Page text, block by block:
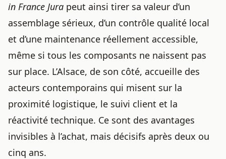
in France Jura peut ainsi tirer sa valeur d’un
assemblage sérieux, d’un contrôle qualité local
et d’une maintenance réellement accessible,
même si tous les composants ne naissent pas
sur place. L’Alsace, de son côté, accueille des
acteurs contemporains qui misent sur la
proximité logistique, le suivi client et la
réactivité technique. Ce sont des avantages
invisibles à l’achat, mais décisifs après deux ou
cinq ans.